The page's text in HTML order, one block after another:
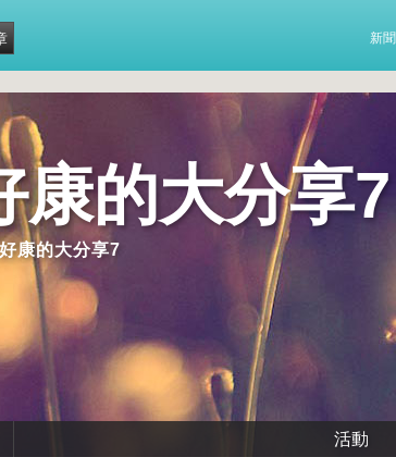
新聞
康的大分享7
康的大分享7
活動